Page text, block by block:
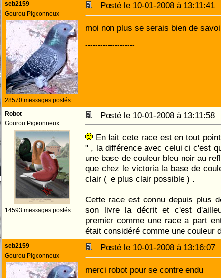
seb2159
Gourou Pigeonneux
28570 messages postés
Posté le 10-01-2008 à
moi non plus se serais bien de
--------------------
Robot
Gourou Pigeonneux
14593 messages postés
Posté le 10-01-2008 à
En fait cete race est en tout
" , la différence avec celui ci c'est
une base de couleur bleu noir au
que chez le victoria la base de
clair ( le plus clair possible ) .
Cette race est connu depuis plus
son livre la décrit et c'est
premier comme une race a part
était considéré comme une couleur
seb2159
Gourou Pigeonneux
Posté le 10-01-2008 à
merci robot pour se contre endu